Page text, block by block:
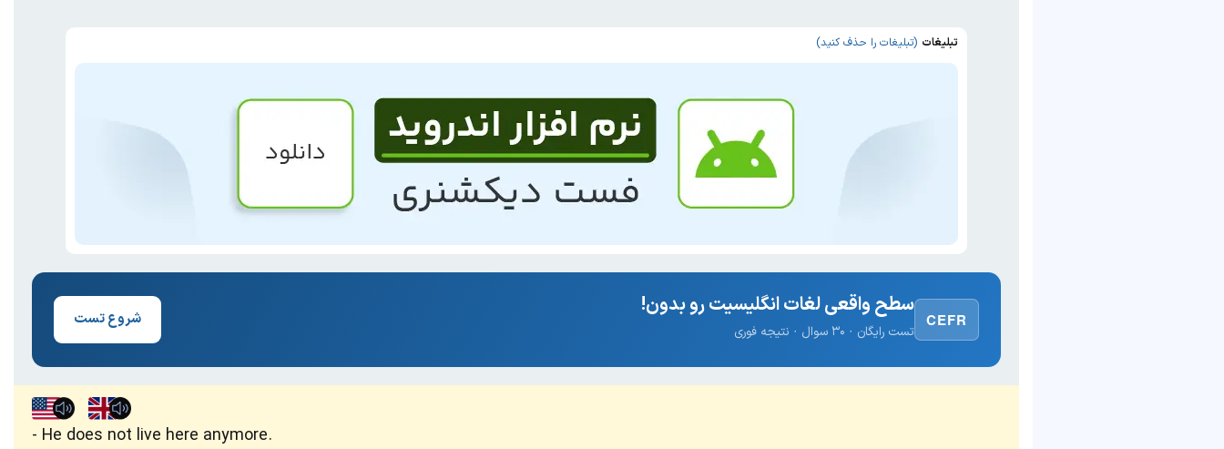
تبلیغات (تبلیغات را حذف کنید)
CEFR
سطح واقعی لغات انگلیسیت رو بدون!
تست رایگان · ۳۰ سوال · نتیجه فوری
شروع تست
He does not live here anymore.